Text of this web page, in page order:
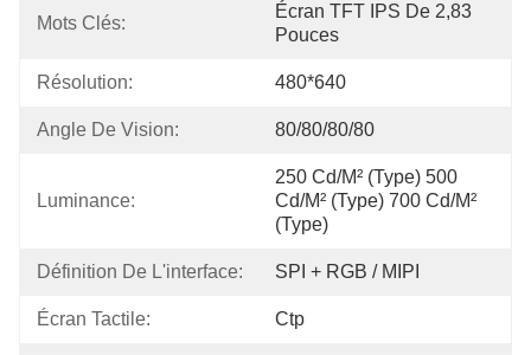
Mots Clés:
Écran TFT IPS De 2,83
Pouces
Résolution: 480*640
Angle De Vision: 80/80/80/80
Luminance:
250 Cd/m² (type) 500
Cd/m² (type) 700 Cd/m²
(type)
Définition De L'interface: SPI + RGB / MIPI
Écran Tactile: Ctp